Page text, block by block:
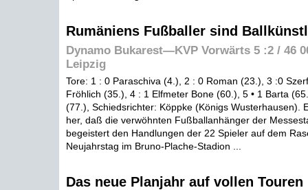
Rumäniens Fußballer sind
Dynamo Bukarest—KVP Vorwärts 5 :2 / 46
Leipzig
Tore: 1 : 0 Paraschiva (4.), 2 : 0 Roman (23.), 3 :0
Fröhlich (35.), 4 : 1 Elfmeter Bone (60.), 5 • 1 Barta
(77.), Schiedsrichter: Köppke (Königs Wusterhausen).
her, daß die verwöhnten Fußballanhänger der
begeistert den Handlungen der 22 Spieler auf dem
Neujahrstag im Bruno-Plache-Stadion ...
Das neue Planjahr auf vollen Touren